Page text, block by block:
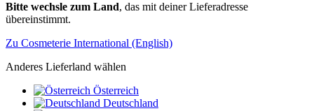
Bitte wechsle zum Land, das mit deiner Lieferadresse
übereinstimmt.
Zu Cosmeterie International (English)
Anderes Lieferland wählen
Österreich
Deutschland